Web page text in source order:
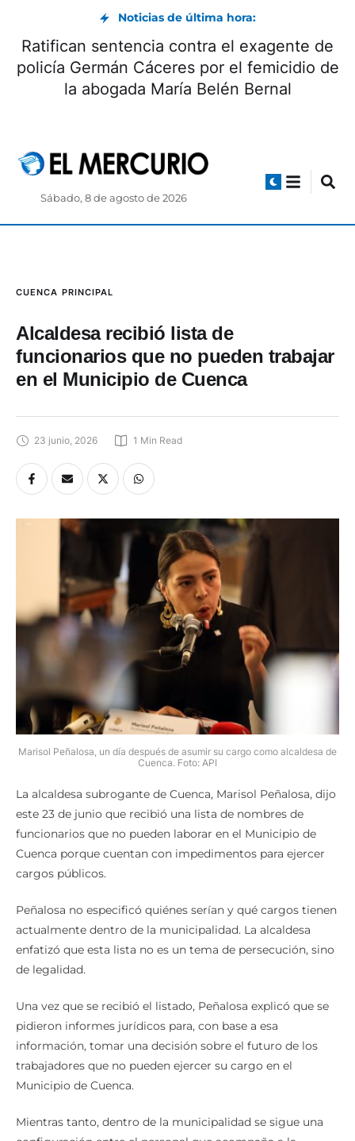
Noticias de última hora:
Ratifican sentencia contra el exagente de
policía Germán Cáceres por el femicidio de
la abogada María Belén Bernal
Sábado, 8 de agosto de 2026
CUENCA PRINCIPAL
Alcaldesa recibió lista de
funcionarios que no pueden trabajar
en el Municipio de Cuenca
23 junio, 2026 1 Min Read
Marisol Peñalosa, un día después de asumir su cargo como alcaldesa de
Cuenca. Foto: API
La alcaldesa subrogante de Cuenca, Marisol Peñalosa, dijo
este 23 de junio que recibió una lista de nombres de
funcionarios que no pueden laborar en el Municipio de
Cuenca porque cuentan con impedimentos para ejercer
cargos públicos.
Peñalosa no especificó quiénes serían y qué cargos tienen
actualmente dentro de la municipalidad. La alcaldesa
enfatizó que esta lista no es un tema de persecución, sino
de legalidad.
Una vez que se recibió el listado, Peñalosa explicó que se
pidieron informes jurídicos para, con base a esa
información, tomar una decisión sobre el futuro de los
trabajadores que no pueden ejercer su cargo en el
Municipio de Cuenca.
Mientras tanto, dentro de la municipalidad se sigue una